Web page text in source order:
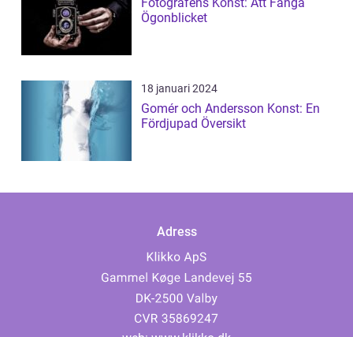
Ögonblicket
18 januari 2024
Gomér och Andersson Konst: En
Fördjupad Översikt
Adress